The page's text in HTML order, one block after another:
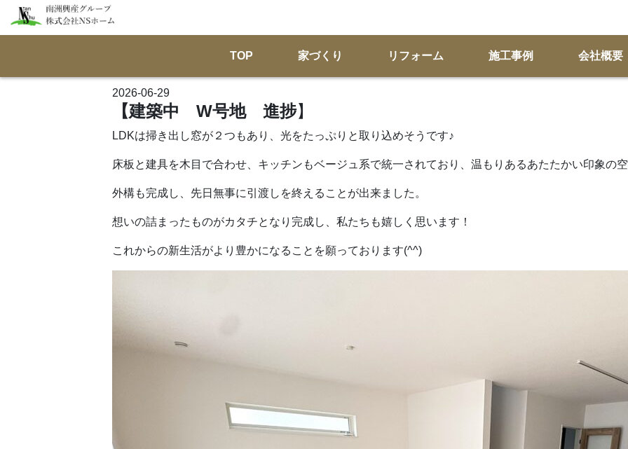
TOP 家づくり リフォーム 施工事例 会社概要
2026-06-29
【建築中 W号地 進捗】
LDKは掃き出し窓が２つもあり、光をたっぷりと取り込めそうです♪
床板と建具を木目で合わせ、キッチンもベージュ系で統一されており、温もりあるあたたかい印象の
外構も完成し、先日無事に引渡しを終えることが出来ました。
想いの詰まったものがカタチとなり完成し、私たちも嬉しく思います！
これからの新生活がより豊かになることを願っております(^^)